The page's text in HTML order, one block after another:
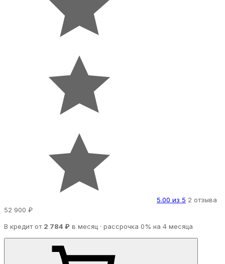
5.00 из 5 2 отзыва
52 900 ₽
В кредит от 2 784 ₽ в месяц · рассрочка 0% на 4 месяца